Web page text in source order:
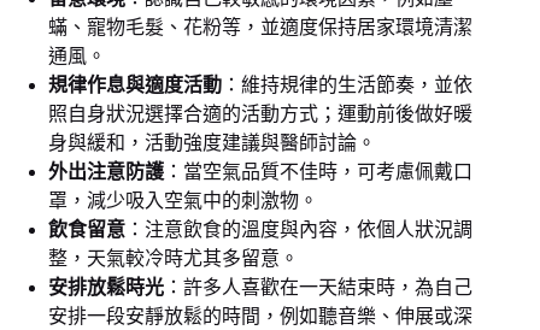
蟎、寵物毛髮、花粉等，並適度保持居家環境清潔
通風。
規律作息與適度活動 ：維持規律的生活節奏，並依
照自身狀況選擇合適的活動方式；運動前後做好暖
身與緩和，活動強度建議與醫師討論。
外出注意防護 ：當空氣品質不佳時，可考慮佩戴口
罩，減少吸入空氣中的刺激物。
飲食留意 ：注意飲食的溫度與內容，依個人狀況調
整，天氣較冷時尤其多留意。
安排放鬆時光 ：許多人喜歡在一天結束時，為自己
安排一段安靜放鬆的時間，例如聽音樂、伸展或深